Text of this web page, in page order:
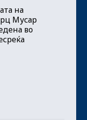
на
Мусар
во